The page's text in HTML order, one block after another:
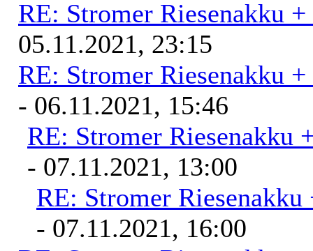
RE: Stromer Riesenakku
05.11.2021, 23:15
RE: Stromer Riesenakku
- 06.11.2021, 15:46
RE: Stromer Riesenakku
- 07.11.2021, 13:00
RE: Stromer
- 07.11.2021, 16:00